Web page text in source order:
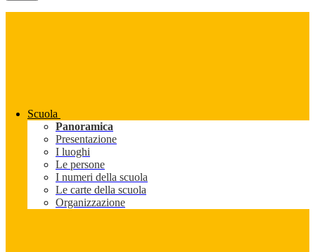
Scuola
Panoramica
Presentazione
I luoghi
Le persone
I numeri della scuola
Le carte della scuola
Organizzazione